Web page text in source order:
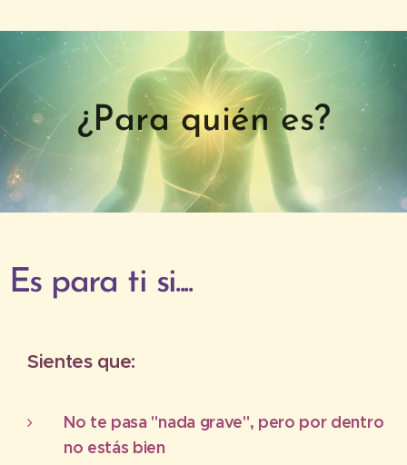
¿Para quién es?
Es para ti si....
Sientes que:
No te pasa "nada grave", pero por dentro
no estás bien